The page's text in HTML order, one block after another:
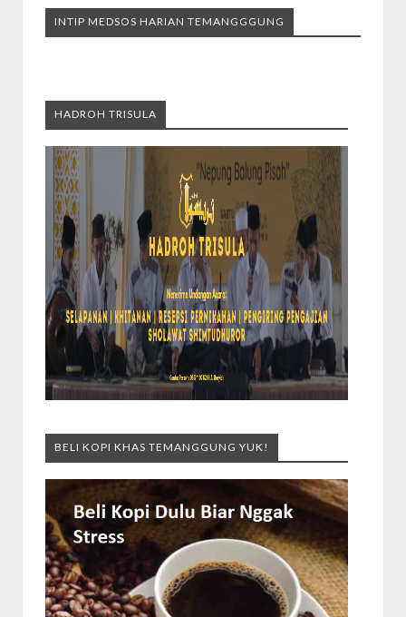
INTIP MEDSOS HARIAN TEMANGGGUNG
HADROH TRISULA
BELI KOPI KHAS TEMANGGUNG YUK!